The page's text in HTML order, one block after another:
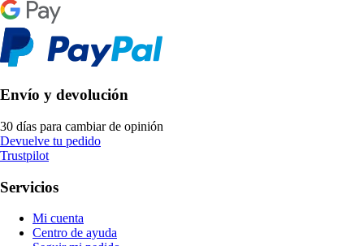
Envío y devolución
30 días para cambiar de opinión
Devuelve tu pedido
Trustpilot
Servicios
Mi cuenta
Centro de ayuda